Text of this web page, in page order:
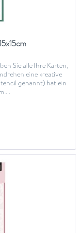
Sie alle Ihre Karten,
eine kreative
genannt) hat ein